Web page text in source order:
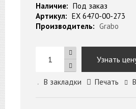
Наличие: Под заказ
Артикул: EX 6470-00-273
Производитель: Grabo
Узнать
В закладки Печать